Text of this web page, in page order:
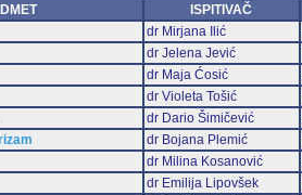
ISPITIVAČ
dr Mirjana Ilić
dr Jelena Jević
dr Maja Ćosić
dr Violeta Tošić
dr Dario Šimičević
dr Bojana Plemić
dr Milina Kosanović
dr Emilija Lipovšek